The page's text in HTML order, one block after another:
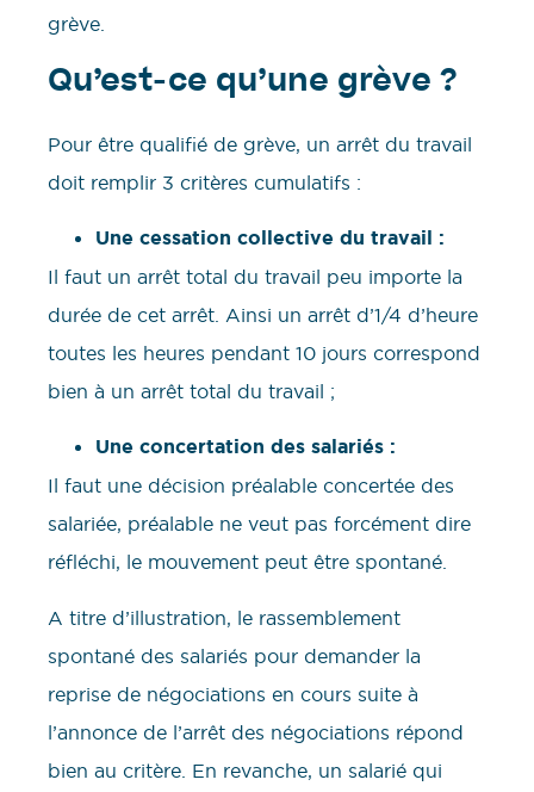
grève.
Qu’est-ce qu’une grève ?
Pour être qualifié de grève, un arrêt du travail
doit remplir 3 critères cumulatifs :
Une cessation collective du travail :
Il faut un arrêt total du travail peu importe la
durée de cet arrêt. Ainsi un arrêt d’1/4 d’heure
toutes les heures pendant 10 jours correspond
bien à un arrêt total du travail ;
Une concertation des salariés :
Il faut une décision préalable concertée des
salariée, préalable ne veut pas forcément dire
réfléchi, le mouvement peut être spontané.
A titre d’illustration, le rassemblement
spontané des salariés pour demander la
reprise de négociations en cours suite à
l’annonce de l’arrêt des négociations répond
bien au critère. En revanche, un salarié qui